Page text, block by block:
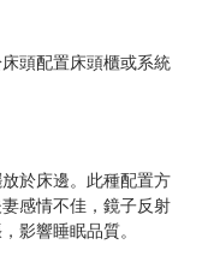
頭配置床頭櫃或系統
於床邊。此種配置方
感情不佳，鏡子反射
影響睡眠品質。